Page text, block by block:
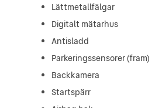
Lättmetallfälgar
Digitalt mätarhus
Antisladd
Parkeringssensorer (fram)
Backkamera
Startspärr